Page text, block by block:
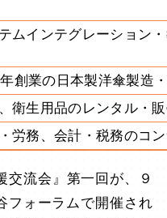
ムインテグレーション
創業の日本製洋傘製造
衛生用品のレンタル・
労務、会計・税務のコ
交流会』第一回が、９
フォーラムで開催され